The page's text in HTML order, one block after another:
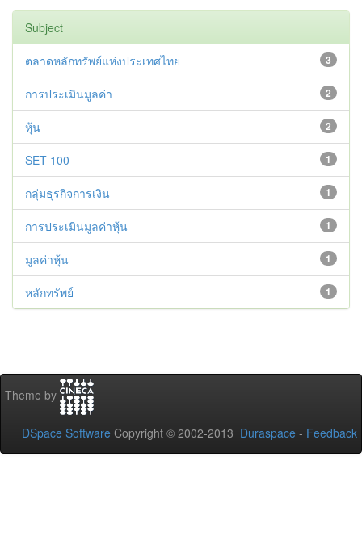
Subject
3
ตลาดหลักทรัพย์แห่งประเทศไทย
2
การประเมินมูลค่า
2
หุ้น
1
SET 100
1
กลุ่มธุรกิจการเงิน
1
การประเมินมูลค่าหุ้น
1
มูลค่าหุ้น
1
หลักทรัพย์
Theme by
DSpace Software Copyright © 2002-2013 Duraspace - Feedback